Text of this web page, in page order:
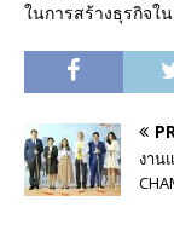
ในการสร้างธุรกิจใ
งาน